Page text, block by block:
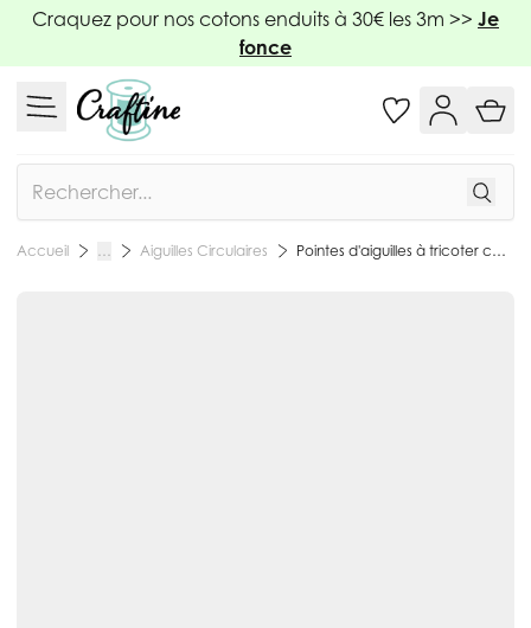
Allez au contenu
Craquez pour nos cotons enduits à 30€ les 3m >> Je
fonce
Accueil … Aiguilles Circulaires Pointes d'aiguilles à tricoter courtes Natural Prym - 4.5